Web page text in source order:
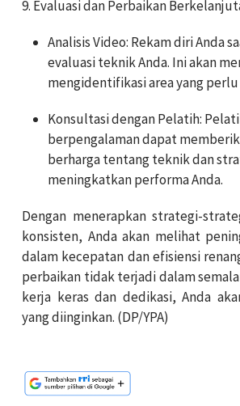
9. Evaluasi dan Perbaikan
Analisis Video: Rekam diri Anda
evaluasi teknik Anda. Ini akan
mengidentifikasi area yang
Konsultasi dengan Pelatih:
berpengalaman dapat
berharga tentang teknik dan
meningkatkan performa Anda.
Dengan menerapkan strategi-
konsisten, Anda akan melihat
dalam kecepatan dan efisiensi
perbaikan tidak terjadi dalam
kerja keras dan dedikasi, Anda
yang diinginkan. (DP/YPA)